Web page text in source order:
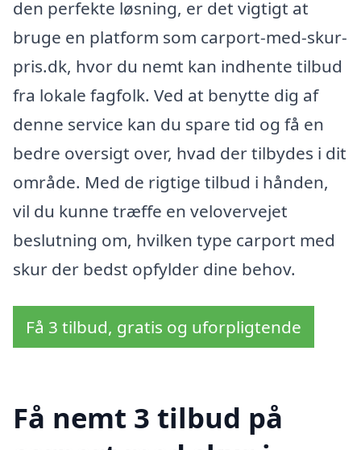
den perfekte løsning, er det vigtigt at
bruge en platform som carport-med-skur-
pris.dk, hvor du nemt kan indhente tilbud
fra lokale fagfolk. Ved at benytte dig af
denne service kan du spare tid og få en
bedre oversigt over, hvad der tilbydes i dit
område. Med de rigtige tilbud i hånden,
vil du kunne træffe en velovervejet
beslutning om, hvilken type carport med
skur der bedst opfylder dine behov.
Få 3 tilbud, gratis og uforpligtende
Få nemt 3 tilbud på